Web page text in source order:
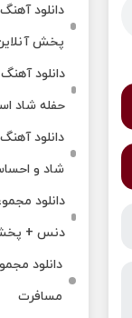
دانلود
پخش
دانلود
حفله شاد
دانلود
شاد و
دانلود
دنس +
دانلود
مسافرت